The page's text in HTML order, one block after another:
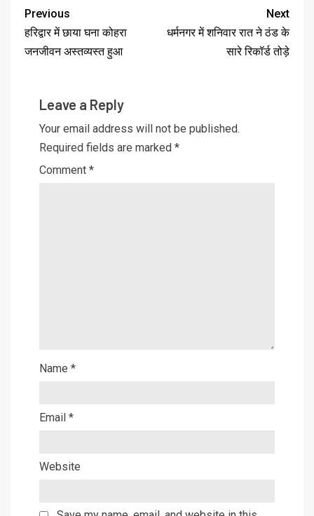
Previous
हरिद्वार में छाया घना कोहरा
जनजीवन अस्तव्यस्त हुआ
Next
धर्मनगर में शनिवार रात ने ठंड के
सारे रिकॉर्ड तोड़े
Leave a Reply
Your email address will not be published.
Required fields are marked *
Comment *
Name *
Email *
Website